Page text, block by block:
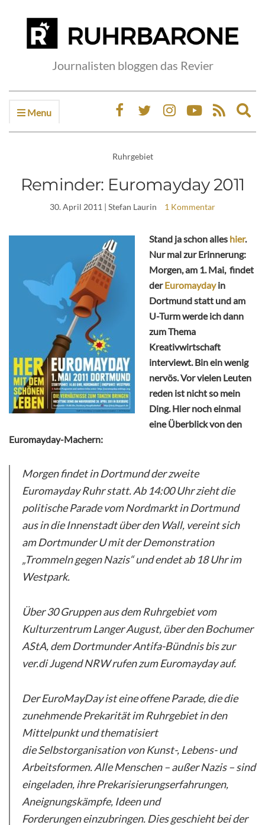
Journalisten bloggen das Revier
Menu
Ruhrgebiet
Reminder: Euromayday 2011
30. April 2011 | Stefan Laurin 1 Kommentar
Stand ja schon alles hier.
Nur mal zur Erinnerung:
Morgen, am 1. Mai, findet
derEuromaydayin
Dortmund statt und am
U-Turm werde ich dann
zum Thema
Kreativwirtschaft
interviewt. Bin ein wenig
nervös. Vor vielen Leuten
reden ist nicht so mein
Ding. Hier noch einmal
eine Überblick von den
Euromayday-Machern:
Morgen findet in Dortmund der zweite
Euromayday Ruhr statt. Ab 14:00 Uhr zieht die
politische Parade vom Nordmarkt in Dortmund
aus in die Innenstadt über den Wall, vereint sich
am Dortmunder U mit der Demonstration
„Trommeln gegen Nazis“ und endet ab 18 Uhr im
Westpark.
Über 30 Gruppen aus dem Ruhrgebiet vom
Kulturzentrum Langer August, über den Bochumer
AStA, dem Dortmunder Antifa-Bündnis bis zur
ver.di Jugend NRW rufen zum Euromayday auf.
Der EuroMayDay ist eine offene Parade, die die
zunehmende Prekarität im Ruhrgebiet in den
Mittelpunkt und thematisiert
die Selbstorganisation von Kunst-, Lebens- und
Arbeitsformen. Alle Menschen – außer Nazis – sind
eingeladen, ihre Prekarisierungserfahrungen,
Aneignungskämpfe, Ideen und
Forderungen einzubringen. Dies geschieht bei der